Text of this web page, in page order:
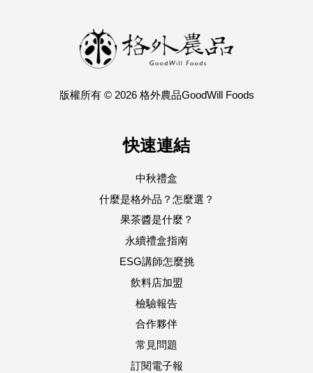
版權所有 © 2026 格外農品GoodWill Foods
快速連結
中秋禮盒
什麼是格外品？怎麼選？
果茶醬是什麼？
永續禮盒指南
ESG講師怎麼挑
飲料店加盟
檢驗報告
合作夥伴
常見問題
訂閱電子報